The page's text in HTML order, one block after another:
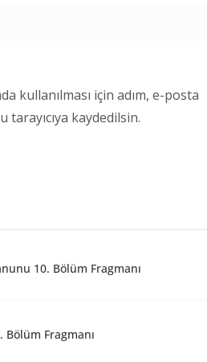
kullanılması için adım, e-posta
kaydedilsin.
10. Bölüm Fragmanı
Bölüm Fragmanı